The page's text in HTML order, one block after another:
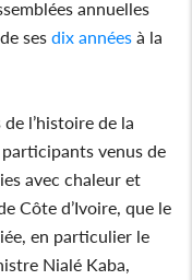
annuelles
ses dix années à la
l’histoire de la
venus de
avec chaleur et
Côte d’Ivoire, que le
en particulier le
Nialé Kaba,